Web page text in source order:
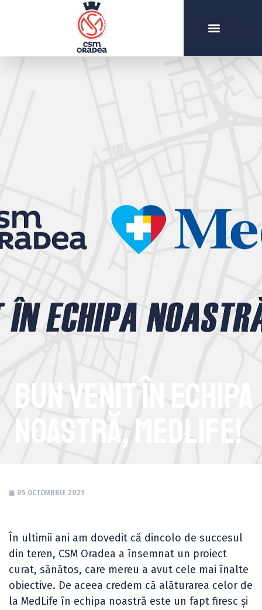
Bun venit în echipa
noastră, MedLife!
05 OCTOMBRIE 2021
În ultimii ani am dovedit că dincolo de succesul
din teren, CSM Oradea a însemnat un proiect
curat, sănătos, care mereu a avut cele mai înalte
obiective. De aceea credem că alăturarea celor de
la MedLife în echipa noastră este un fapt firesc și